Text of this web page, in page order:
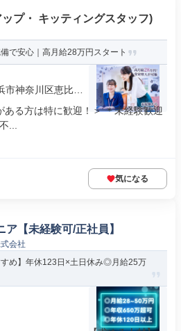
プ・ キッティングスタッフ)
で安心｜高月給28万円スタート
神奈川区恵比須
ある方は特に歓迎！＞ ＊未経験歓迎
...
気になる
【未経験可/正社員】
会社
すめ】年休123日×土日休み◎月給25万